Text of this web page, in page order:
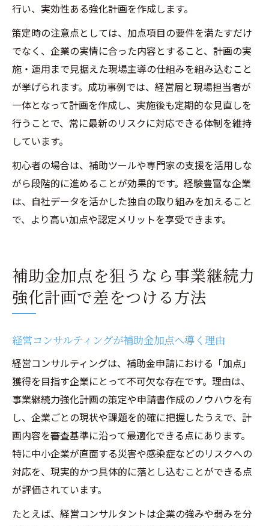
行い、実効性ある強化計画を作成します。
策定時の注意点としては、加点項目の要件を満たすだけ
でなく、企業の実情に合った内容とすること、計画の実
施・運用まで見据えた現場主導の仕組みを組み込むこと
が挙げられます。成功事例では、経営層と現場担当者が
一体となって計画を作成し、実施後も定期的な見直しを
行うことで、常に最新のリスクに対応できる体制を維持
しています。
初心者の場合は、補助ツールや専門家の支援を活用しな
がら段階的に進めることが効果的です。経験豊富な企業
は、自社データを活かした独自の取り組みを加えること
で、より高い加点や認定メリットを享受できます。
補助金加点を狙うなら事業継続力
強化計画で差をつける方法
経営コンサルティングが補助金加点へ導く理由
経営コンサルティングは、補助金申請における「加点」
獲得を目指す企業にとって不可欠な存在です。理由は、
事業継続力強化計画の策定や申請書作成のノウハウを有
し、企業ごとの現状や課題を的確に把握したうえで、計
画内容を審査基準に沿って最適化できる点にあります。
特に中小企業が直面する災害や感染症などのリスクへの
対応を、現実的かつ具体的に落とし込むことができる点
が評価されています。
たとえば、経営コンサルタントは企業の強みや弱みを分